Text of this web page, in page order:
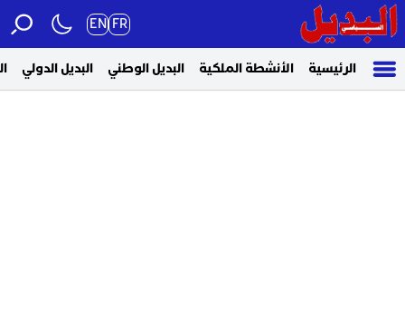
FR
EN
الرئيسية الأنشطة الملكية البديل الوطني البديل الدولي